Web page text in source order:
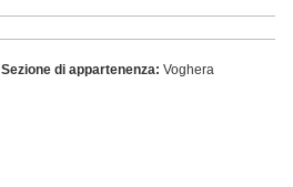
Sezione di appartenenza: Voghera